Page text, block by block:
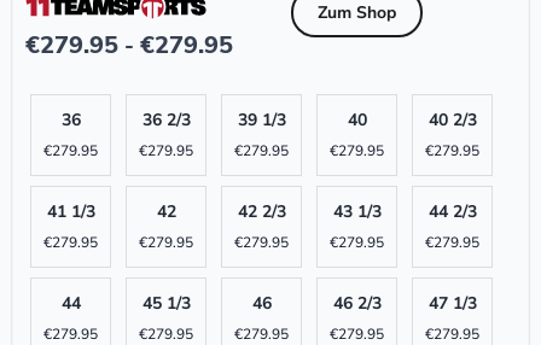
€279.95 - €279.95
Zum Shop
36
€279.95
36 2/3
€279.95
39 1/3
€279.95
40
€279.95
40 2/3
€279.95
41 1/3
€279.95
42
€279.95
42 2/3
€279.95
43 1/3
€279.95
44 2/3
€279.95
44
€279.95
45 1/3
€279.95
46
€279.95
46 2/3
€279.95
47 1/3
€279.95